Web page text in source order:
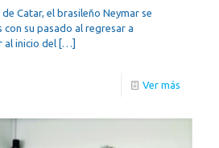
Catar, el brasileño Neymar se
su pasado al regresar a
al inicio del […]
Ver más